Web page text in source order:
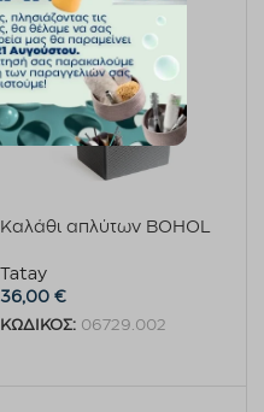
Καλάθι απλύτων BOHOL
Tatay
36,00€
ΚΩΔΙΚΟΣ: 06729.002